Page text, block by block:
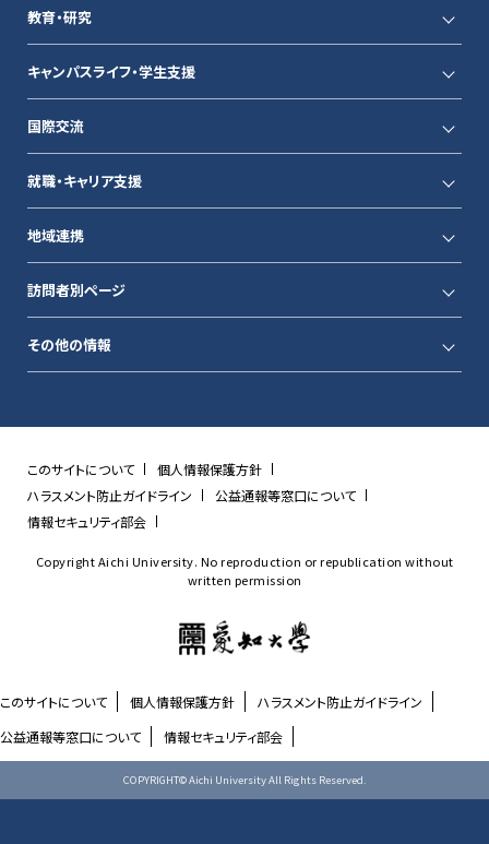
教育・研究
キャンパスライフ・学生支援
国際交流
就職・キャリア支援
地域連携
訪問者別ページ
その他の情報
このサイトについて
個人情報保護方針
ハラスメント防止ガイドライン
公益通報等窓口について
情報セキュリティ部会
Copyright Aichi University. No reproduction or republication without
written permission
このサイトについて 個人情報保護方針
ハラスメント防止ガイドライン
公益通報等窓口について
情報セキュリティ部会
COPYRIGHT© Aichi University All Rights Reserved.